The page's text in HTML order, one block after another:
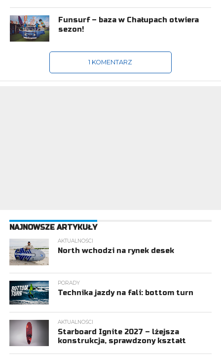
Funsurf – baza w Chałupach otwiera
sezon!
1 KOMENTARZ
NAJNOWSZE ARTYKUŁY
AKTUALNOŚCI
North wchodzi na rynek desek
PORADY
Technika jazdy na fali: bottom turn
AKTUALNOŚCI
Starboard Ignite 2027 – lżejsza
konstrukcja, sprawdzony kształt